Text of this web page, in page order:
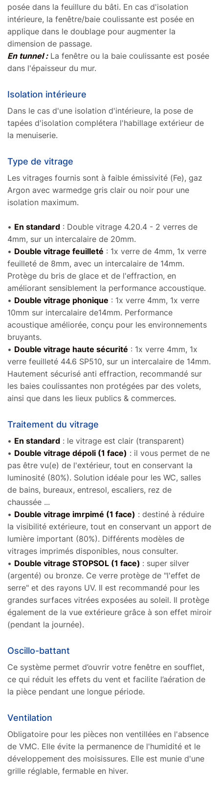
posée dans la feuillure du bâti. En cas d'isolation
intérieure, la fenêtre/baie coulissante est posée en
applique dans le doublage pour augmenter la
dimension de passage.
En tunnel :La fenêtre ou la baie coulissante est posée
dans l'épaisseur du mur.
Isolation intérieure
Dans le cas d'une isolation d'intérieure, la pose de
tapées d'isolation complétera l'habillage extérieur de
la menuiserie.
Type de vitrage
Les vitrages fournis sont à faible émissivité (Fe), gaz
Argon avec warmedge gris clair ou noir pour une
isolation maximum.
• En standard : Double vitrage 4.20.4 - 2 verres de
4mm, sur un intercalaire de 20mm.
• Double vitrage feuilleté : 1x verre de 4mm, 1x verre
feuilleté de 8mm, avec un intercalaire de 14mm.
Protège du bris de glace et de l'effraction, en
améliorant sensiblement la performance accoustique.
• Double vitrage phonique : 1x verre 4mm, 1x verre
10mm sur intercalaire de14mm. Performance
acoustique améliorée, conçu pour les environnements
bruyants.
• Double vitrage haute sécurité : 1x verre 4mm, 1x
verre feuilleté 44.6 SP510, sur un intercalaire de 14mm.
Hautement sécurisé anti effraction, recommandé sur
les baies coulissantes non protégées par des volets,
ainsi que dans les lieux publics & commerces.
Traitement du vitrage
• En standard : le vitrage est clair (transparent)
• Double vitrage dépoli (1 face) : il vous permet de ne
pas être vu(e) de l'extérieur, tout en conservant la
luminosité (80%). Solution idéale pour les WC, salles
de bains, bureaux, entresol, escaliers, rez de
chaussée ...
• Double vitrage imrpimé (1 face) : destiné à réduire
la visibilité extérieure, tout en conservant un apport de
lumière important (80%). Différents modèles de
vitrages imprimés disponibles, nous consulter.
‍• Double vitrage STOPSOL (1 face) : super silver
(argenté) ou bronze. Ce verre protège de "l'effet de
serre" et des rayons UV. Il est recommandé pour les
grandes surfaces vitrées exposées au soleil. Il protège
également de la vue extérieure grâce à son effet miroir
(pendant la journée).
Oscillo-battant
Ce système permet d’ouvrir votre fenêtre en soufflet,
ce qui réduit les effets du vent et facilite l’aération de
la pièce pendant une longue période.
Ventilation
Obligatoire pour les pièces non ventillées en l'absence
de VMC. Elle évite la permanence de l'humidité et le
développement des moisissures. Elle est munie d'une
grille réglable, fermable en hiver.